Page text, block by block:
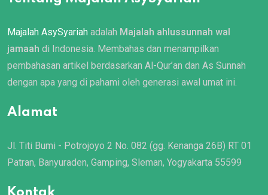
Majalah AsySyariah adalah Majalah ahlussunnah wal
jamaah di Indonesia. Membahas dan menampilkan
pembahasan artikel berdasarkan Al-Qur’an dan As Sunnah
dengan apa yang di pahami oleh generasi awal umat ini.
Alamat
Jl. Titi Bumi - Potrojoyo 2 No. 082 (gg. Kenanga 26B) RT 01
Patran, Banyuraden, Gamping, Sleman, Yogyakarta 55599